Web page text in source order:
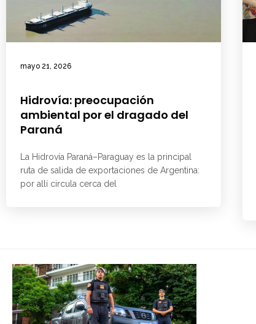
mayo 21, 2026
Hidrovía: preocupación
ambiental por el dragado del
Paraná
La Hidrovía Paraná–Paraguay es la principal
ruta de salida de exportaciones de Argentina:
por allí circula cerca del